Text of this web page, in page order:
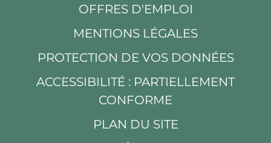
OFFRES D'EMPLOI
MENTIONS LÉGALES
PROTECTION DE VOS DONNÉES
ACCESSIBILITÉ : PARTIELLEMENT
CONFORME
PLAN DU SITE